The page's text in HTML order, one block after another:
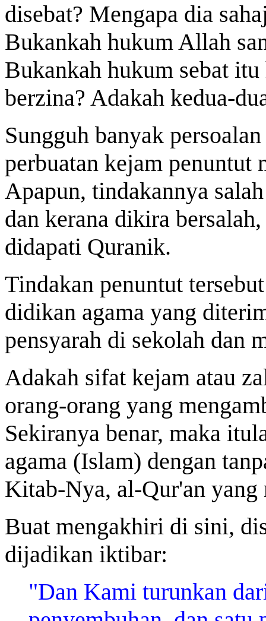
disebat? Mengapa dia
Bukankah hukum Allah
Bukankah hukum sebat itu
berzina? Adakah kedua-
Sungguh banyak
perbuatan kejam penuntut
Apapun, tindakannya
dan kerana dikira
didapati Quranik.
Tindakan penuntut
didikan agama yang
pensyarah di sekolah dan
Adakah sifat kejam atau
orang-orang yang
Sekiranya benar, maka
agama (Islam) dengan
Kitab-Nya, al-Qur'an
Buat mengakhiri di sini,
dijadikan iktibar:
"Dan Kami turunkan